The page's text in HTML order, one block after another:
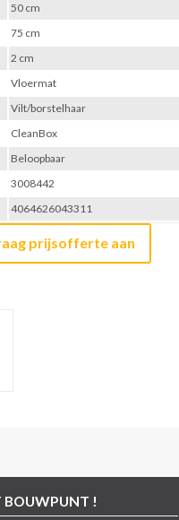
prijsofferte aan
50 cm
75 cm
2 cm
Vloermat
Vilt/borstelhaar
CleanBox
Beloopbaar
3008442
4064626043311
BOUWPUNT !